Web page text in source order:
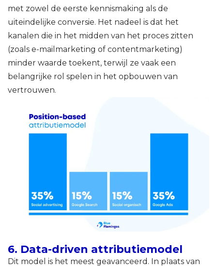
met zowel de eerste kennismaking als de
uiteindelijke conversie. Het nadeel is dat het
kanalen die in het midden van het proces zitten
(zoals e-mailmarketing of contentmarketing)
minder waarde toekent, terwijl ze vaak een
belangrijke rol spelen in het opbouwen van
vertrouwen.
6. Data-driven attributiemodel
Dit model is het meest geavanceerd. In plaats van